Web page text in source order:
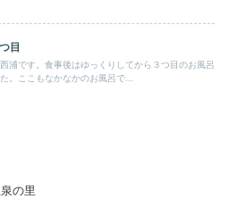
目
浦です。食事後はゆっくりしてから３つ目のお風呂
。ここもなかなかのお風呂で...
の里